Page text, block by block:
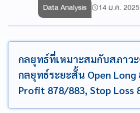
Data Analysis 14 ม.ค.
กลยุทธ์ที่เหมาะสมกับสภาว
กลยุทธ์ระยะสั้น Open Long
Profit 878/883, Stop Loss